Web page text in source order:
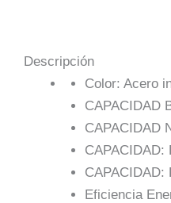
Descripción
Color: Acero
CAPACIDAD
CAPACIDAD
CAPACIDAD:
CAPACIDAD:
Eficiencia